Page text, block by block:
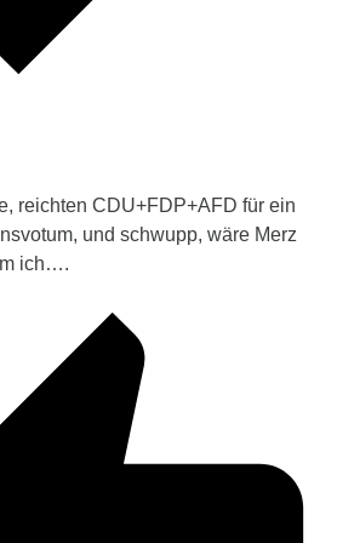
reichten CDU+FDP+AFD für ein
und schwupp, wäre Merz
ich….